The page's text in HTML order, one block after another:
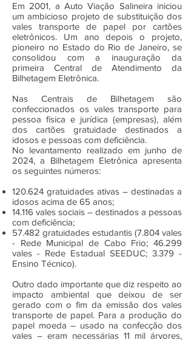
Em 2001, a Auto Viação Salineira iniciou
um ambicioso projeto de substituição dos
vales transporte de papel por cartões
eletrônicos. Um ano depois o projeto,
pioneiro no Estado do Rio de Janeiro, se
consolidou com a inauguração da
primeira Central de Atendimento da
Bilhetagem Eletrônica.
Nas Centrais de Bilhetagem são
confeccionados os vales transporte para
pessoa física e jurídica (empresas), além
dos cartões gratuidade destinados a
idosos e pessoas com deficiência.
No levantamento realizado em junho de
2024, a Bilhetagem Eletrônica apresenta
os seguintes números:
120.624 gratuidades ativas – destinadas a
idosos acima de 65 anos;
14.116 vales sociais – destinados a pessoas
com deficiência;
57.482 gratuidades estudantis (7.804 vales
- Rede Municipal de Cabo Frio; 46.299
vales - Rede Estadual SEEDUC; 3.379 -
Ensino Técnico).
Outro dado importante que diz respeito ao
impacto ambiental que deixou de ser
gerado com o fim da emissão dos vales
transporte de papel. Para a produção do
papel moeda – usado na confecção dos
vales – eram necessárias 11 mil árvores,